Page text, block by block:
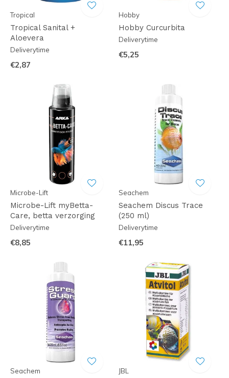
Tropical
Tropical Sanital +
Aloevera
Deliverytime
€2,87
Hobby
Hobby Curcurbita
Deliverytime
€5,25
Microbe-Lift
Microbe-Lift myBetta-
Care, betta verzorging
Deliverytime
€8,85
Seachem
Seachem Discus Trace
(250 ml)
Deliverytime
€11,95
Seachem JBL